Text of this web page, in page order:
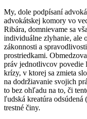
My, dole podpísaní
advokátskej komory vo
Ribára, domnievame sa
individuálne zlyhanie, ale
zákonnosti a
prostriedkami.
práv jednotlivcov povedie
krízy, v ktorej sa zmieta
na dodržiavanie svojich
to bez ohľadu na to, či
ľudská kreatúra odsúdená
trestné činy.